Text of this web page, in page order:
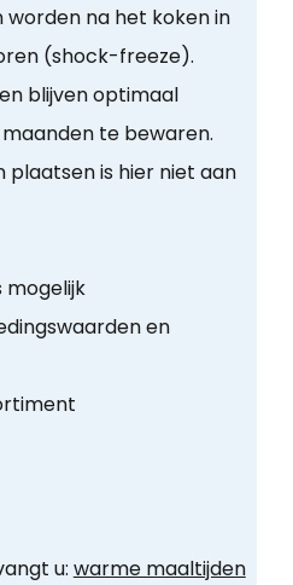
na het koken in
(shock-freeze).
blijven optimaal
te bewaren.
plaatsen is hier niet aan
mogelijk
en
u: warme maaltijden